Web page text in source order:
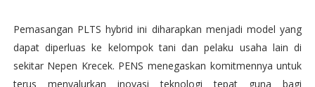
Pemasangan PLTS hybrid ini diharapkan menjadi model yang
dapat diperluas ke kelompok tani dan pelaku usaha lain di
sekitar Nepen Krecek. PENS menegaskan komitmennya untuk
terus menyalurkan inovasi teknologi tepat guna bagi